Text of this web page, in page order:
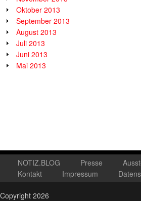
Oktober 2013
September 2013
August 2013
Juli 2013
Juni 2013
Mai 2013
NOTIZ.BLOG Presse
Kontakt
Impressum
Copyright 2026